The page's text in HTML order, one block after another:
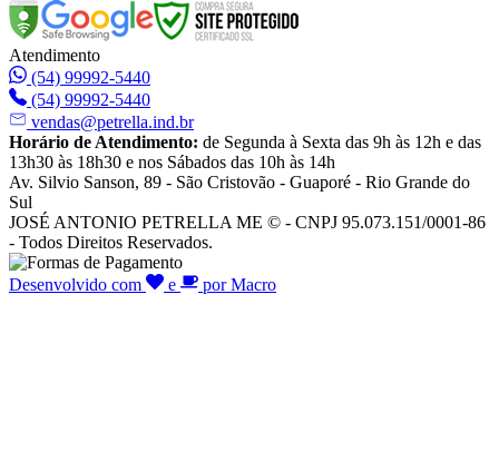
Atendimento
(54) 99992-5440
(54) 99992-5440
vendas@petrella.ind.br
Horário de Atendimento: de Segunda à Sexta das 9h às 12h e das
13h30 às 18h30 e nos Sábados das 10h às 14h
Av. Silvio Sanson, 89 - São Cristovão - Guaporé - Rio Grande do
Sul
JOSÉ ANTONIO PETRELLA ME © - CNPJ 95.073.151/0001-86
- Todos Direitos Reservados.
Desenvolvido com e por Macro